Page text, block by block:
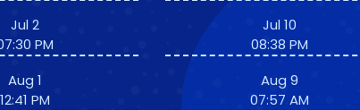
Jul 2
PM
Aug 1
12:41 PM
Jul 10
08:38 PM
Aug 9
07:57 AM